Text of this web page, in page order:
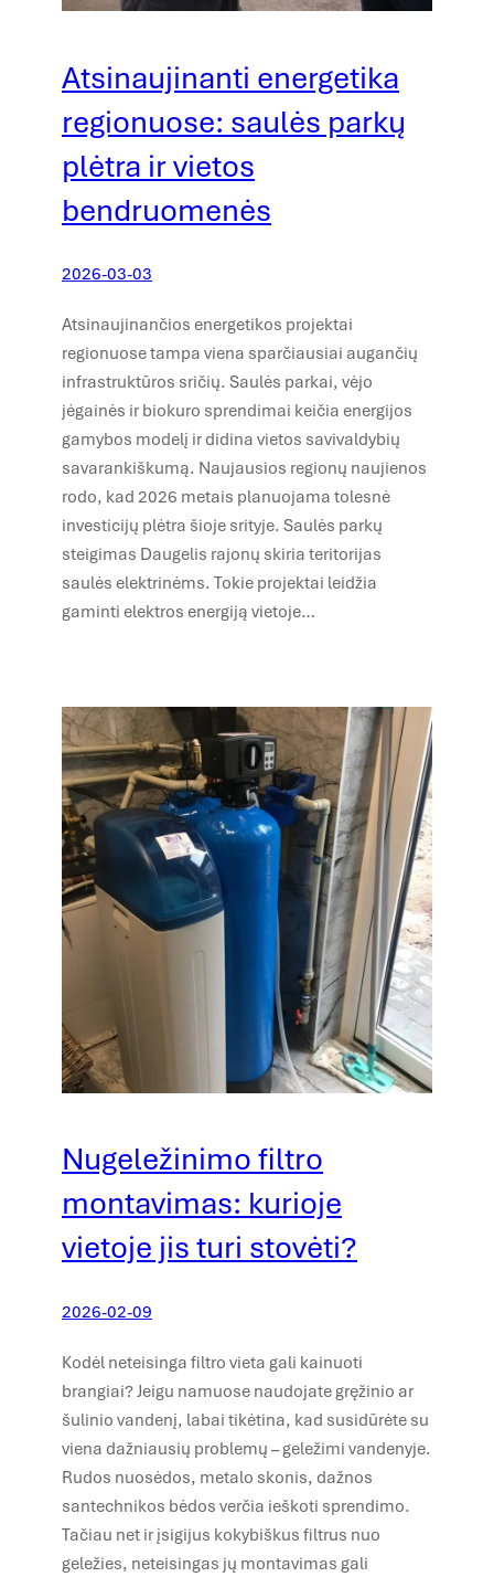
Atsinaujinanti energetika
regionuose: saulės parkų
plėtra ir vietos
bendruomenės
2026-03-03
Atsinaujinančios energetikos projektai
regionuose tampa viena sparčiausiai augančių
infrastruktūros sričių. Saulės parkai, vėjo
jėgainės ir biokuro sprendimai keičia energijos
gamybos modelį ir didina vietos savivaldybių
savarankiškumą. Naujausios regionų naujienos
rodo, kad 2026 metais planuojama tolesnė
investicijų plėtra šioje srityje. Saulės parkų
steigimas Daugelis rajonų skiria teritorijas
saulės elektrinėms. Tokie projektai leidžia
gaminti elektros energiją vietoje…
Nugeležinimo filtro
montavimas: kurioje
vietoje jis turi stovėti?
2026-02-09
Kodėl neteisinga filtro vieta gali kainuoti
brangiai? Jeigu namuose naudojate gręžinio ar
šulinio vandenį, labai tikėtina, kad susidūrėte su
viena dažniausių problemų – geležimi vandenyje.
Rudos nuosėdos, metalo skonis, dažnos
santechnikos bėdos verčia ieškoti sprendimo.
Tačiau net ir įsigijus kokybiškus filtrus nuo
geležies, neteisingas jų montavimas gali